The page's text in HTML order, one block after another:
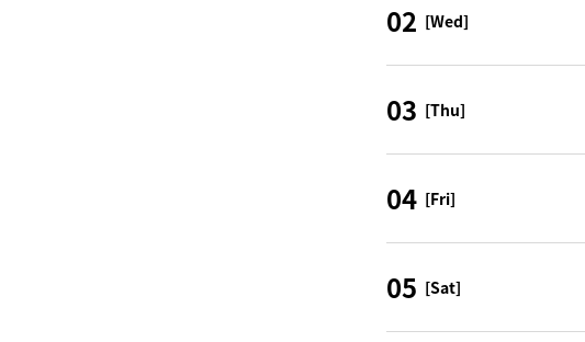
02 [Wed]
03 [Thu]
04 [Fri]
05 [Sat]